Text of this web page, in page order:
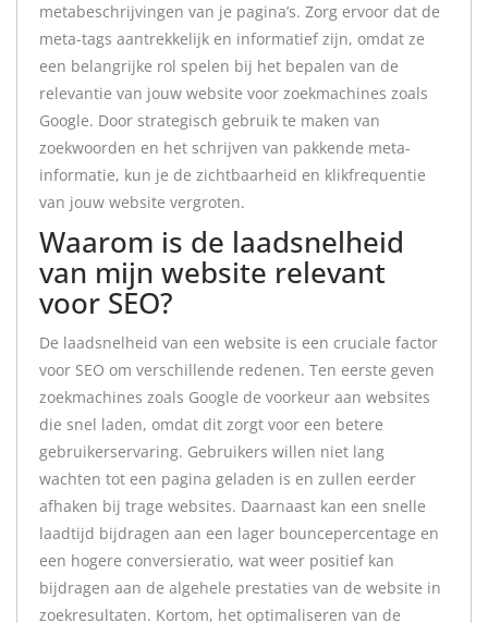
metabeschrijvingen van je pagina’s. Zorg ervoor dat de
meta-tags aantrekkelijk en informatief zijn, omdat ze
een belangrijke rol spelen bij het bepalen van de
relevantie van jouw website voor zoekmachines zoals
Google. Door strategisch gebruik te maken van
zoekwoorden en het schrijven van pakkende meta-
informatie, kun je de zichtbaarheid en klikfrequentie
van jouw website vergroten.
Waarom is de laadsnelheid
van mijn website relevant
voor SEO?
De laadsnelheid van een website is een cruciale factor
voor SEO om verschillende redenen. Ten eerste geven
zoekmachines zoals Google de voorkeur aan websites
die snel laden, omdat dit zorgt voor een betere
gebruikerservaring. Gebruikers willen niet lang
wachten tot een pagina geladen is en zullen eerder
afhaken bij trage websites. Daarnaast kan een snelle
laadtijd bijdragen aan een lager bouncepercentage en
een hogere conversieratio, wat weer positief kan
bijdragen aan de algehele prestaties van de website in
zoekresultaten. Kortom, het optimaliseren van de